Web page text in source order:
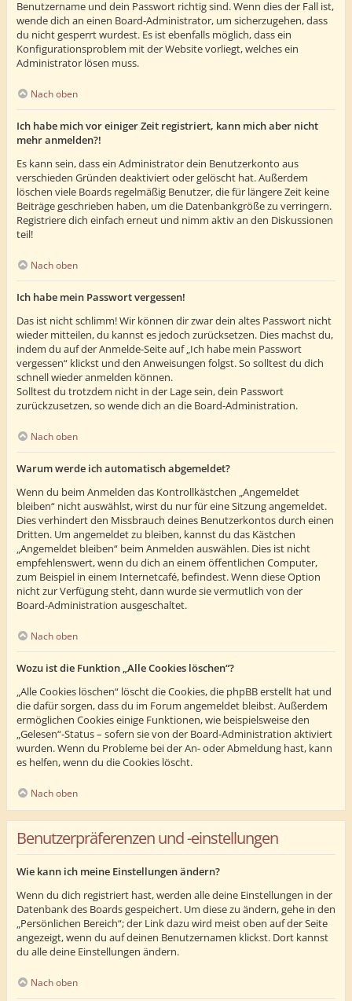
Benutzername und dein Passwort richtig sind. Wenn dies der Fall ist,
wende dich an einen Board-Administrator, um sicherzugehen, dass
du nicht gesperrt wurdest. Es ist ebenfalls möglich, dass ein
Konfigurationsproblem mit der Website vorliegt, welches ein
Administrator lösen muss.
Nach oben
Ich habe mich vor einiger Zeit registriert, kann mich aber nicht
mehr anmelden?!
Es kann sein, dass ein Administrator dein Benutzerkonto aus
verschieden Gründen deaktiviert oder gelöscht hat. Außerdem
löschen viele Boards regelmäßig Benutzer, die für längere Zeit keine
Beiträge geschrieben haben, um die Datenbankgröße zu verringern.
Registriere dich einfach erneut und nimm aktiv an den Diskussionen
teil!
Nach oben
Ich habe mein Passwort vergessen!
Das ist nicht schlimm! Wir können dir zwar dein altes Passwort nicht
wieder mitteilen, du kannst es jedoch zurücksetzen. Dies machst du,
indem du auf der Anmelde-Seite auf „Ich habe mein Passwort
vergessen“ klickst und den Anweisungen folgst. So solltest du dich
schnell wieder anmelden können.
Solltest du trotzdem nicht in der Lage sein, dein Passwort
zurückzusetzen, so wende dich an die Board-Administration.
Nach oben
Warum werde ich automatisch abgemeldet?
Wenn du beim Anmelden das Kontrollkästchen „Angemeldet
bleiben“ nicht auswählst, wirst du nur für eine Sitzung angemeldet.
Dies verhindert den Missbrauch deines Benutzerkontos durch einen
Dritten. Um angemeldet zu bleiben, kannst du das Kästchen
„Angemeldet bleiben“ beim Anmelden auswählen. Dies ist nicht
empfehlenswert, wenn du dich an einem öffentlichen Computer,
zum Beispiel in einem Internetcafé, befindest. Wenn diese Option
nicht zur Verfügung steht, dann wurde sie vermutlich von der
Board-Administration ausgeschaltet.
Nach oben
Wozu ist die Funktion „Alle Cookies löschen“?
„Alle Cookies löschen“ löscht die Cookies, die phpBB erstellt hat und
die dafür sorgen, dass du im Forum angemeldet bleibst. Außerdem
ermöglichen Cookies einige Funktionen, wie beispielsweise den
„Gelesen“-Status – sofern sie von der Board-Administration aktiviert
wurden. Wenn du Probleme bei der An- oder Abmeldung hast, kann
es helfen, wenn du die Cookies löscht.
Nach oben
Benutzerpräferenzen und -einstellungen
Wie kann ich meine Einstellungen ändern?
Wenn du dich registriert hast, werden alle deine Einstellungen in der
Datenbank des Boards gespeichert. Um diese zu ändern, gehe in den
„Persönlichen Bereich“; der Link dazu wird meist oben auf der Seite
angezeigt, wenn du auf deinen Benutzernamen klickst. Dort kannst
du alle deine Einstellungen ändern.
Nach oben